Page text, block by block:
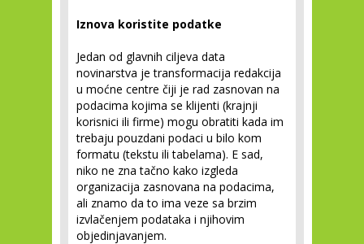
Iznova koristite podatke
Jedan od glavnih ciljeva data
novinarstva je transformacija redakcija
u moćne centre čiji je rad zasnovan na
podacima kojima se klijenti (krajnji
korisnici ili firme) mogu obratiti kada im
trebaju pouzdani podaci u bilo kom
formatu (tekstu ili tabelama). E sad,
niko ne zna tačno kako izgleda
organizacija zasnovana na podacima,
ali znamo da to ima veze sa brzim
izvlačenjem podataka i njihovim
objedinjavanjem.